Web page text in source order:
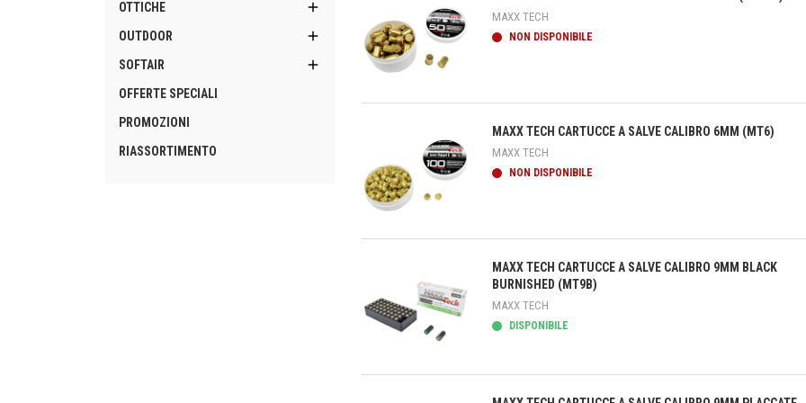
OTTICHE 
OUTDOOR 
SOFTAIR 
OFFERTE SPECIALI
PROMOZIONI
RIASSORTIMENTO
Anteprima
MAXX TECH
NON DISPONIBILE
Anteprima
MAXX TECH CARTUCCE A SALVE CALIBRO 6MM (MT6)
MAXX TECH
NON DISPONIBILE
Anteprima
MAXX TECH CARTUCCE A SALVE CALIBRO 9MM BLACK
BURNISHED (MT9B)
MAXX TECH
DISPONIBILE